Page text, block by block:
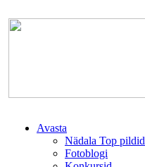
Avasta
Nädala Top pildid
Fotoblogi